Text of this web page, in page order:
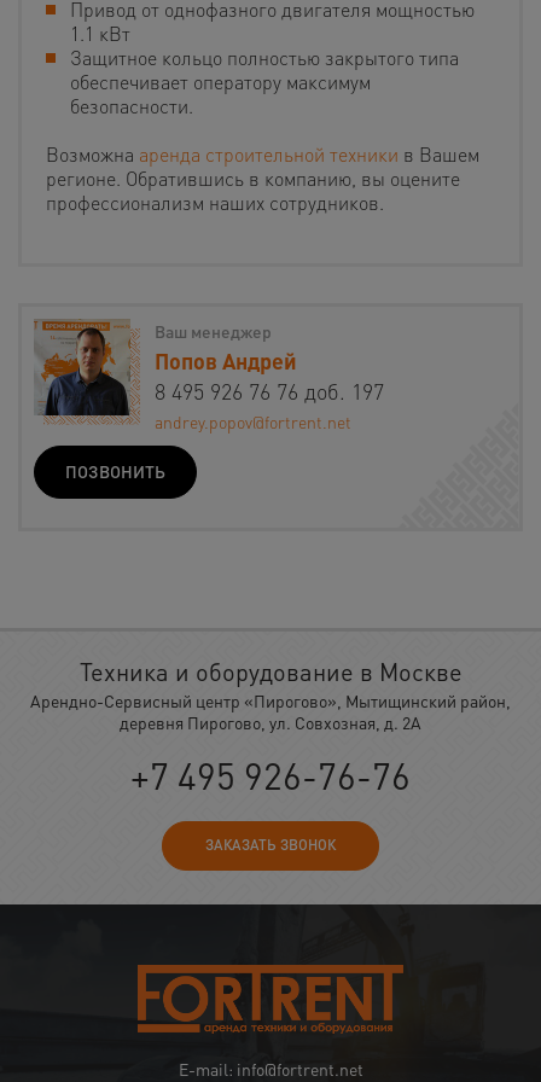
Привод от однофазного двигателя мощностью
1.1 кВт
Защитное кольцо полностью закрытого типа
обеспечивает оператору максимум
безопасности.
Возможна аренда строительной техники в Вашем
регионе. Обратившись в компанию, вы оцените
профессионализм наших сотрудников.
Ваш менеджер
Попов Андрей
8 495 926 76 76 доб. 197
andrey.popov@fortrent.net
ПОЗВОНИТЬ
Техника и оборудование в Москве
Арендно-Сервисный центр «Пирогово», Мытищинский район,
деревня Пирогово, ул. Совхозная, д. 2А
+7 495 926-76-76
ЗАКАЗАТЬ ЗВОНОК
E-mail: info@fortrent.net